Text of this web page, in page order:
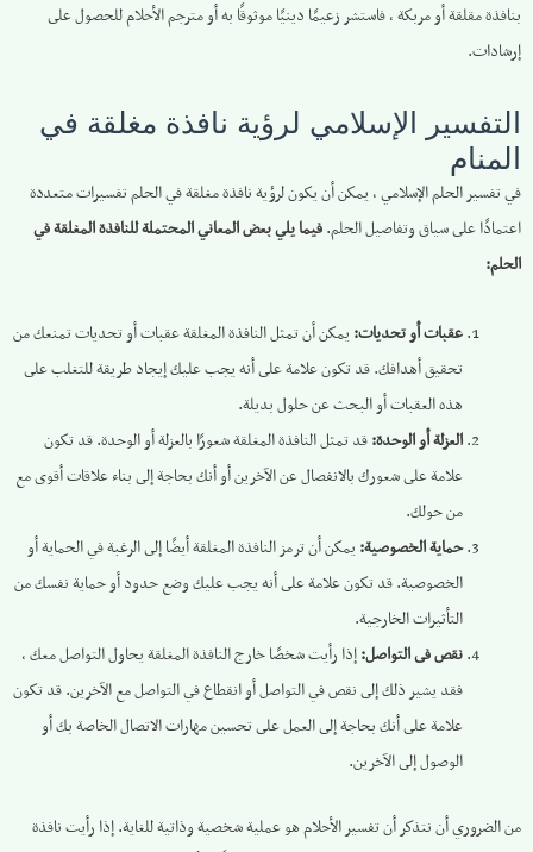
بنافذة مقلقة أو مربكة ، فاستشر زعيمًا دينيًا موثوقًا به أو مترجم الأحلام للحصول على
إرشادات.
التفسير الإسلامي لرؤية نافذة مغلقة في
المنام
في تفسير الحلم الإسلامي ، يمكن أن يكون لرؤية نافذة مغلقة في الحلم تفسيرات متعددة
اعتمادًا على سياق وتفاصيل الحلم.فيما يلي بعض المعاني المحتملة للنافذة المغلقة في
الحلم:
عقبات أو تحديات:يمكن أن تمثل النافذة المغلقة عقبات أو تحديات تمنعك من
تحقيق أهدافك. قد تكون علامة على أنه يجب عليك إيجاد طريقة للتغلب على
هذه العقبات أو البحث عن حلول بديلة.
العزلة أو الوحدة:قد تمثل النافذة المغلقة شعورًا بالعزلة أو الوحدة. قد تكون
علامة على شعورك بالانفصال عن الآخرين أو أنك بحاجة إلى بناء علاقات أقوى مع
من حولك.
حماية الخصوصية:يمكن أن ترمز النافذة المغلقة أيضًا إلى الرغبة في الحماية أو
الخصوصية. قد تكون علامة على أنه يجب عليك وضع حدود أو حماية نفسك من
التأثيرات الخارجية.
نقص فى التواصل:إذا رأيت شخصًا خارج النافذة المغلقة يحاول التواصل معك ،
فقد يشير ذلك إلى نقص في التواصل أو انقطاع في التواصل مع الآخرين. قد تكون
علامة على أنك بحاجة إلى العمل على تحسين مهارات الاتصال الخاصة بك أو
الوصول إلى الآخرين.
من الضروري أن نتذكر أن تفسير الأحلام هو عملية شخصية وذاتية للغاية. إذا رأيت نافذة